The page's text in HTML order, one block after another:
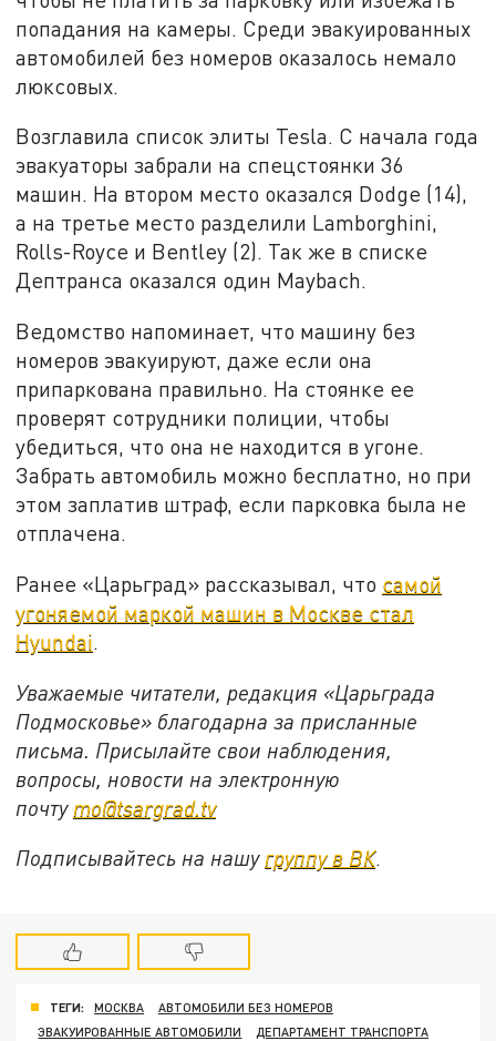
попадания на камеры. Среди эвакуированных
автомобилей без номеров оказалось немало
люксовых.
Возглавила список элиты Tesla. С начала года
эвакуаторы забрали на спецстоянки 36
машин. На втором место оказался Dodge (14),
а на третье место разделили Lamborghini,
Rolls-Royce и Bentley (2). Так же в списке
Дептранса оказался один Maybach.
Ведомство напоминает, что машину без
номеров эвакуируют, даже если она
припаркована правильно. На стоянке ее
проверят сотрудники полиции, чтобы
убедиться, что она не находится в угоне.
Забрать автомобиль можно бесплатно, но при
этом заплатив штраф, если парковка была не
отплачена.
Ранее «Царьград» рассказывал, что самой
угоняемой маркой машин в Москве стал
Hyundai.
Уважаемые читатели, редакция «Царьграда
Подмосковье» благодарна за присланные
письма. Присылайте свои наблюдения,
вопросы, новости на электронную
почту mo@tsargrad.tv
Подписывайтесь на нашу группу в ВК.
ТЕГИ: МОСКВА
АВТОМОБИЛИ БЕЗ НОМЕРОВ
ЭВАКУИРОВАННЫЕ АВТОМОБИЛИ
ДЕПАРТАМЕНТ ТРАНСПОРТА